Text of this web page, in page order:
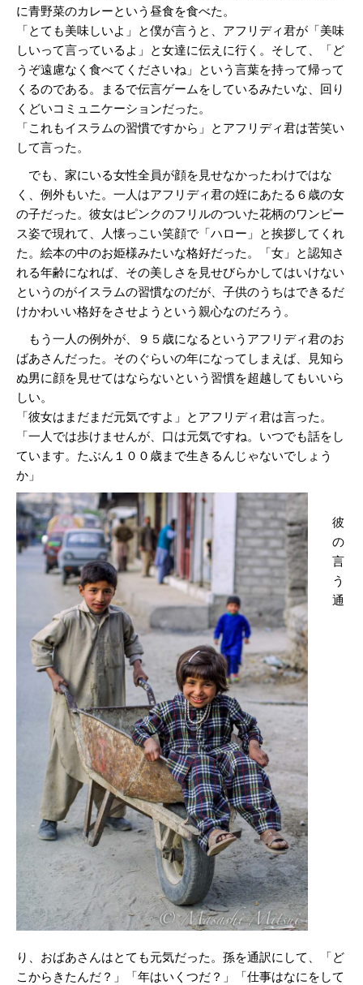
に青野菜のカレーという昼食を食べた。
「とても美味しいよ」と僕が言うと、アフリディ君が「美味
しいって言っているよ」と女達に伝えに行く。そして、「ど
うぞ遠慮なく食べてくださいね」という言葉を持って帰って
くるのである。まるで伝言ゲームをしているみたいな、回り
くどいコミュニケーションだった。
「これもイスラムの習慣ですから」とアフリディ君は苦笑い
して言った。
でも、家にいる女性全員が顔を見せなかったわけではな
く、例外もいた。一人はアフリディ君の姪にあたる６歳の女
の子だった。彼女はピンクのフリルのついた花柄のワンピー
ス姿で現れて、人懐っこい笑顔で「ハロー」と挨拶してくれ
た。絵本の中のお姫様みたいな格好だった。「女」と認知さ
れる年齢になれば、その美しさを見せびらかしてはいけない
というのがイスラムの習慣なのだが、子供のうちはできるだ
けかわいい格好をさせようという親心なのだろう。
もう一人の例外が、９５歳になるというアフリディ君のお
ばあさんだった。そのぐらいの年になってしまえば、見知ら
ぬ男に顔を見せてはならないという習慣を超越してもいいら
しい。
「彼女はまだまだ元気ですよ」とアフリディ君は言った。
「一人では歩けませんが、口は元気ですね。いつでも話をし
ています。たぶん１００歳まで生きるんじゃないでしょう
か」
彼
の
言
う
通
り、おばあさんはとても元気だった。孫を通訳にして、「ど
こからきたんだ？」「年はいくつだ？」「仕事はなにをして